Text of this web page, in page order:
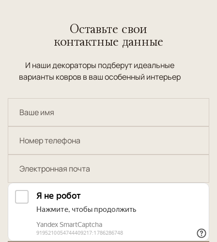
Оставьте свои
контактные данные
И наши декораторы подберут идеальные
варианты ковров в ваш особенный интерьер